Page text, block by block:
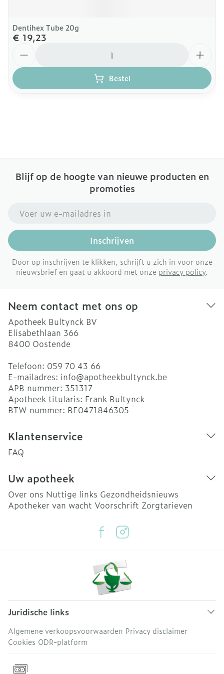
Dentihex Tube 20g
€ 19,23
Bestel
Blijf op de hoogte van nieuwe producten en
promoties
Inschrijven
Door op inschrijven te klikken, schrijft u zich in voor onze
nieuwsbrief en gaat u akkoord met onze privacy policy.
Neem contact met ons op
Apotheek Bultynck BV
Elisabethlaan 366
8400 Oostende
Telefoon: 059 70 43 66
E-mailadres: info@apotheekbultynck.be
APB nummer: 351317
Apotheek titularis: Frank Bultynck
BTW nummer: BE0471846305
Klantenservice
FAQ
Uw apotheek
Over ons Nuttige links Gezondheidsnieuws
Apotheker van wacht Voorschrift Zorgtarieven
Juridische links
Algemene verkoopsvoorwaarden Privacy disclaimer
Cookies ODR-platform